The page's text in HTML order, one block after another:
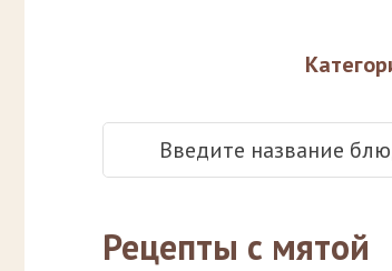
Рецепты с мятой